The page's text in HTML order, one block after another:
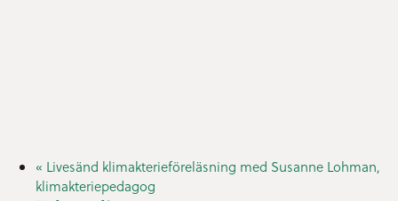
« Livesänd klimakterieföreläsning med Susanne Lohman,
klimakteriepedagog